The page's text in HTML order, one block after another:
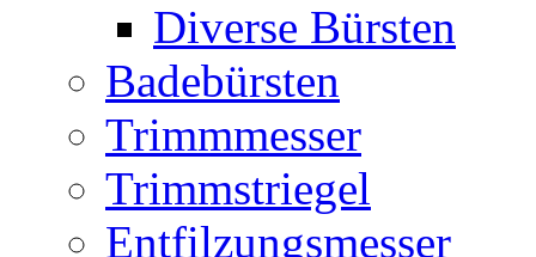
Diverse Bürsten
Badebürsten
Trimmmesser
Trimmstriegel
Entfilzungsmesser